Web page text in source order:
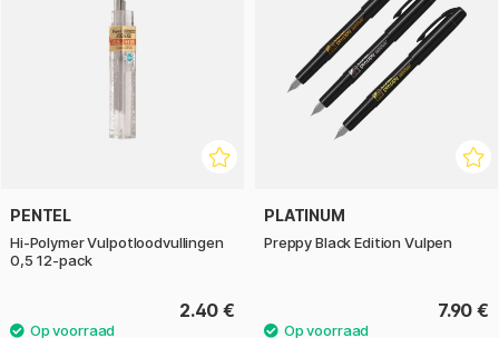
PENTEL
Hi-Polymer Vulpotloodvullingen
0,5 12-pack
2.40 €
PLATINUM
Preppy Black Edition Vulpen
7.90 €